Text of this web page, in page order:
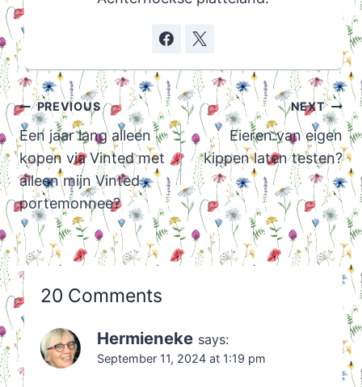
Post
navigation
PREVIOUS
Een jaar lang alleen
kopen via Vinted met
alleen mijn Vinted
portemonnee?
NEXT
Eieren van eigen
kippen laten testen?
20 Comments
Hermieneke says:
September 11, 2024 at 1:19 pm